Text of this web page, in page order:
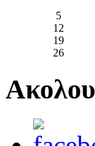
5
12
19
26